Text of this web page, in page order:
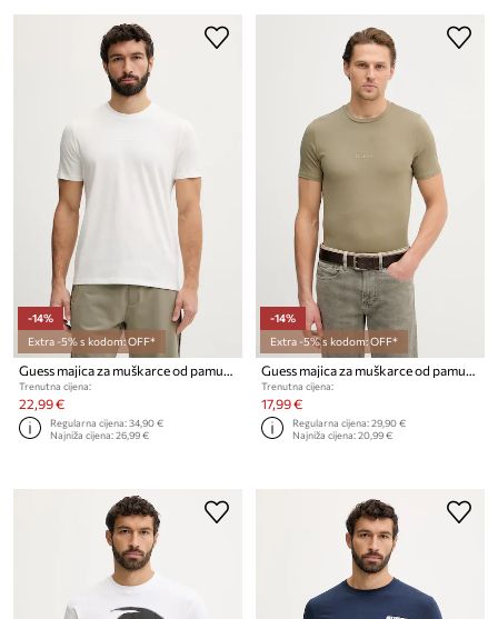
-14%
Extra -5% s kodom: OFF*
Guess majica za muškarce od pamuka AMBROGIO
Trenutna cijena:
22,99 €
Regularna cijena:34,90 €
Najniža cijena:26,99 €
-14%
Extra -5% s kodom: OFF*
Guess majica za muškarce od pamuka AIDY
Trenutna cijena:
17,99 €
Regularna cijena:29,90 €
Najniža cijena:20,99 €